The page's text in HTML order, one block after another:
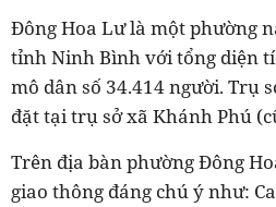
Đông Hoa Lư là một phường
tỉnh Ninh Bình với tổng diện
mô dân số 34.414 người. Trụ
đặt tại trụ sở xã Khánh Phú
Trên địa bàn phường Đông
giao thông đáng chú ý như: